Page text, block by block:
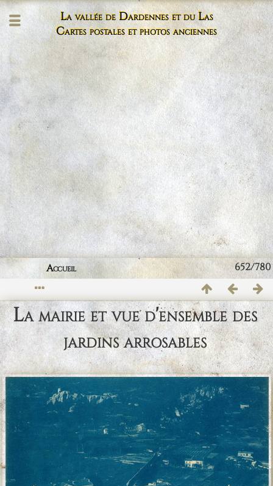
La vallée de Dardennes et du Las
Cartes postales et photos anciennes
652/780
Accueil
La mairie et vue d'ensemble des
jardins arrosables